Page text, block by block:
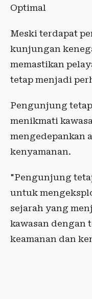
Optimal
Meski terdapat
kunjungan
memastikan
tetap menjadi
Pengunjung
menikmati
mengedepankan
kenyamanan.
"Pengunjung
untuk
sejarah yang
kawasan dengan
keamanan dan